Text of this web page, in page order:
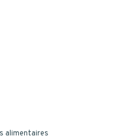
PE NOIR DIN18
visqueuse
alimentaires